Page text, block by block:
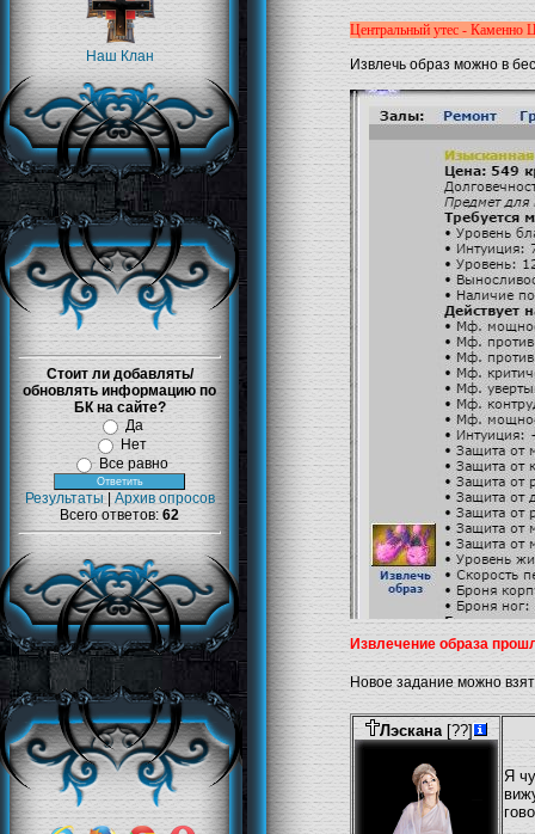
Наш Клан
Стоит ли добавлять/
обновлять информацию по
БК на сайте?
Да
Нет
Все равно
Результаты
Архив опросов
Всего ответов: 62
Центральный утес - Каменно
Извлечь образ можно в
Извлечение образа
Новое задание можно
Лэскана [??]
Я